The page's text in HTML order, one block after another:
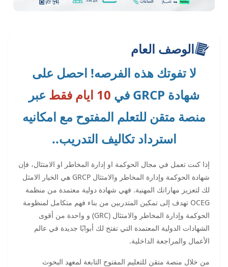
الوصف العام
لا تفوتك هذه الفرصه! احصل على
شهادة GRCP في
عبر
منصة متقن للتعلم المفتوح مع امكانيه
استرداد تكاليف التدريب..
إذا كنت تعمل في مجال الحوكمة او إدارة المخاطر او الامتثال، فإن
شهادة الحوكمة وإدارة المخاطر والامتثال GRCP هي الخيار الامثل
لك لتعزيز مهاراتك المهنية. فهي شهادة دولية معتمدة من منظمة
OCEG تهدف إلى تمكين المتدربين من بناء فهم متكامل لمنظومة
الحوكمة وإدارة المخاطر والامتثال (GRC) و واحدة من أقوى
الشهادات الدولية المعتمدة التي تفتح لك أبوابًا جديدة في عالم
الأعمال والمراجعة الداخلية.
من خلال منصة متقن للتعليم المفتوح التابعة لمعهد البحوث